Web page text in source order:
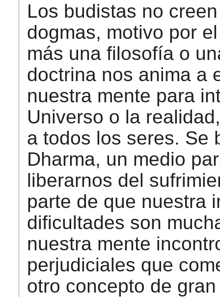
Los budistas no
dogmas, motivo por
más una filosofía o
doctrina nos anima a
nuestra mente para
Universo o la
a todos los seres. Se
Dharma, un medio
liberarnos del
parte de que nuestra
dificultades son
nuestra mente
perjudiciales que
otro concepto de